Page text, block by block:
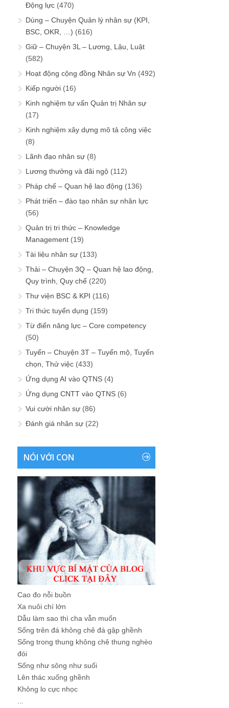
Động lực (470)
Dùng – Chuyện Quản lý nhân sự (KPI,
BSC, OKR, …) (616)
Giữ – Chuyện 3L – Lương, Lậu, Luật
(582)
Hoạt động cộng đồng Nhân sự Vn (492)
Kiếp người (16)
Kinh nghiệm tư vấn Quản trị Nhân sự
(17)
Kinh nghiệm xây dựng mô tả công việc
(8)
Lãnh đạo nhân sự (8)
Lương thưởng và đãi ngộ (112)
Pháp chế – Quan hệ lao động (136)
Phát triển – đào tạo nhân sự nhân lực
(56)
Quản trị tri thức – Knowledge
Management (19)
Tài liệu nhân sự (133)
Thải – Chuyện 3Q – Quan hệ lao động,
Quy trình, Quy chế (220)
Thư viện BSC & KPI (116)
Tri thức tuyển dụng (159)
Từ điển năng lực – Core competency
(50)
Tuyển – Chuyện 3T – Tuyển mộ, Tuyển
chọn, Thử việc (433)
Ứng dụng AI vào QTNS (4)
Ứng dụng CNTT vào QTNS (6)
Vui cười nhân sự (86)
Đánh giá nhân sự (22)
NÓI VỚI CON
Cao đo nỗi buồn
Xa nuôi chí lớn
Dẫu làm sao thì cha vẫn muốn
Sống trên đá không chê đá gập ghềnh
Sống trong thung không chê thung nghèo
đói
Sống như sông như suối
Lên thác xuống ghềnh
Không lo cực nhọc